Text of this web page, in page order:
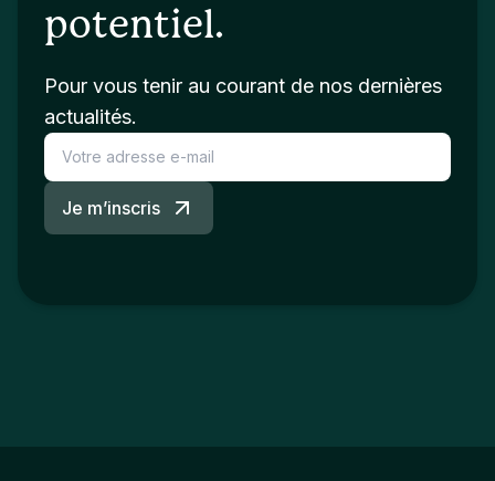
potentiel.
Pour vous tenir au courant de nos dernières
actualités.
Je m’inscris